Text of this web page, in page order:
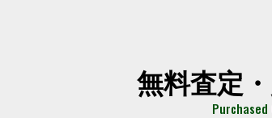
無料査定
Purchased